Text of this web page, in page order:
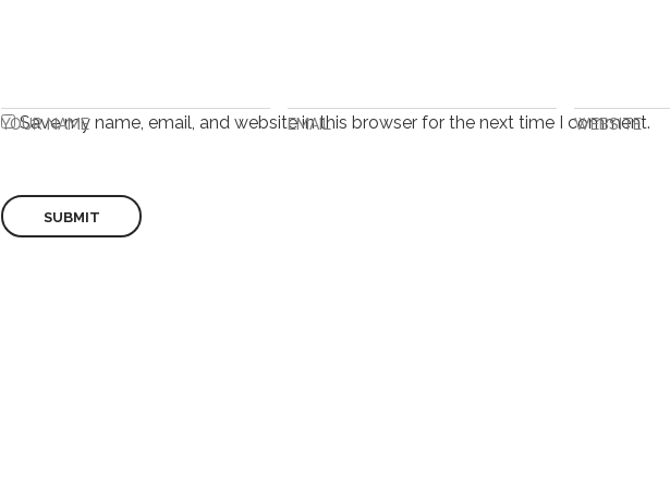
YOUR NAME EMAIL WEBSITE
Save my name, email, and website in this browser for the next time I comment.